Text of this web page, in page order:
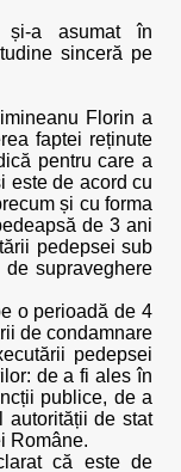
și-a asumat în
sinceră pe
Florin a
faptei reținute
pentru care a
este de acord cu
și cu forma
de 3 ani
pedepsei sub
supraveghere
o perioadă de 4
de condamnare
pedepsei
de a fi ales în
publice, de a
autorității de stat
Române.
că este de